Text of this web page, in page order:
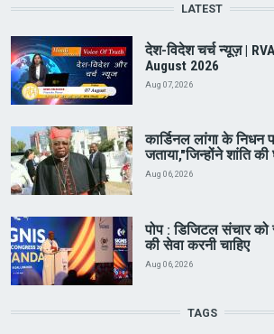
LATEST
देश-विदेश चर्च न्यूज़ |
August 2026
Aug 07, 2026
कार्डिनल लांगा के निधन
जताया,"जिन्होंने शांति
Aug 06, 2026
पोप : डिजिटल संचार को
की सेवा करनी चाहिए
Aug 06, 2026
TAGS